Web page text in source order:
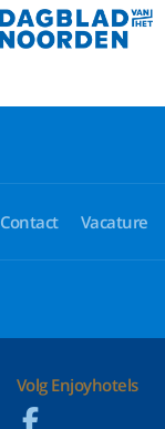
Contact Vacature
Volg Enjoyhotels